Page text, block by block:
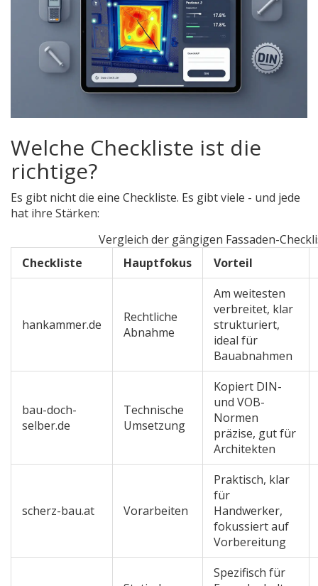
Welche Checkliste ist die
richtige?
Es gibt nicht die eine Checkliste. Es gibt viele - und jede
hat ihre Stärken:
Vergleich der gängigen Fassaden-
Checkliste
Hauptfokus Vorteil
hankammer.de
Rechtliche
Abnahme
Am weitesten
verbreitet, klar
strukturiert,
ideal für
Bauabnahmen
bau-doch-
selber.de
Technische
Umsetzung
Kopiert DIN-
und VOB-
Normen
präzise, gut für
Architekten
scherz-bau.at Vorarbeiten
Praktisch, klar
für
Handwerker,
fokussiert auf
Vorbereitung
Spezifisch für